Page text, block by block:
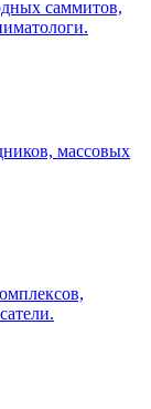
саммитов,
массовых